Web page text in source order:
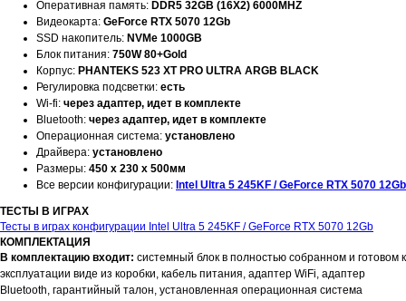
Оперативная память: DDR5 32GB (16X2) 6000MHZ
Видеокарта: GeForce RTX 5070 12Gb
SSD накопитель: NVMe 1000GB
Блок питания: 750W 80+Gold
Корпус: PHANTEKS 523 XT PRO ULTRA ARGB BLACK
Регулировка подсветки: есть
Wi-fi: через адаптер, идет в комплекте
Bluetooth: через адаптер, идет в комплекте
Операционная система: установлено
Драйвера: установлено
Размеры: 450 x 230 x 500мм
Все версии конфигурации: Intel Ultra 5 245KF / GeForce RTX 5070 12Gb
ТЕСТЫ В ИГРАХ
Тесты в играх конфигурации Intel Ultra 5 245KF / GeForce RTX 5070 12Gb
КОМПЛЕКТАЦИЯ
В комплектацию входит: системный блок в полностью собранном и готовом к
эксплуатации виде из коробки, кабель питания, адаптер WiFi, адаптер
Bluetooth, гарантийный талон, установленная операционная система